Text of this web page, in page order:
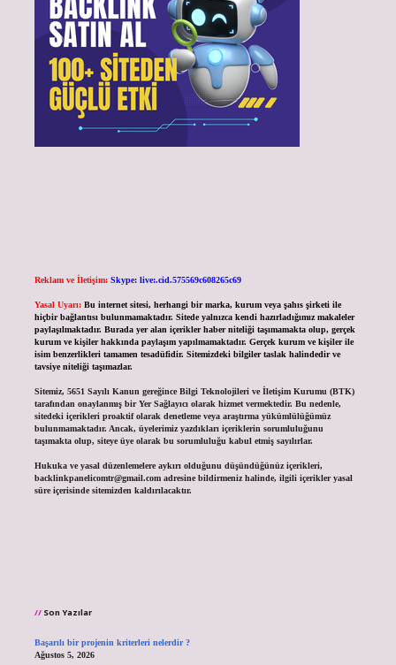
Reklam ve İletişim: Skype: live:.cid.575569c608265c69
Yasal Uyarı: Bu internet sitesi, herhangi bir marka, kurum veya şahıs şirketi ile
hiçbir bağlantısı bulunmamaktadır. Sitede yalnızca kendi hazırladığımız makaleler
paylaşılmaktadır. Burada yer alan içerikler haber niteliği taşımamakta olup, gerçek
kurum ve kişiler hakkında paylaşım yapılmamaktadır. Gerçek kurum ve kişiler ile
isim benzerlikleri tamamen tesadüfidir. Sitemizdeki bilgiler taslak halindedir ve
tavsiye niteliği taşımazlar.
Sitemiz, 5651 Sayılı Kanun gereğince Bilgi Teknolojileri ve İletişim Kurumu (BTK)
tarafından onaylanmış bir Yer Sağlayıcı olarak hizmet vermektedir. Bu nedenle,
sitedeki içerikleri proaktif olarak denetleme veya araştırma yükümlülüğümüz
bulunmamaktadır. Ancak, üyelerimiz yazdıkları içeriklerin sorumluluğunu
taşımakta olup, siteye üye olarak bu sorumluluğu kabul etmiş sayılırlar.
Hukuka ve yasal düzenlemelere aykırı olduğunu düşündüğünüz içerikleri,
backlinkpanelicomtr@gmail.comadresine bildirmeniz halinde, ilgili içerikler yasal
süre içerisinde sitemizden kaldırılacaktır.
Son Yazılar
Başarılı bir projenin kriterleri nelerdir ?
Ağustos 5, 2026